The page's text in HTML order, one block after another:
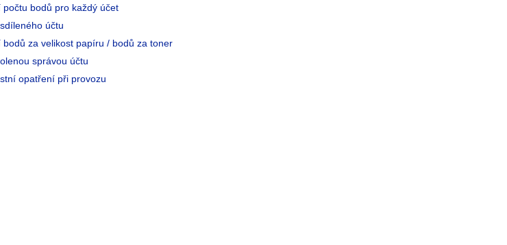
počtu bodů pro každý účet
účtu
bodů za velikost papíru / bodů za toner
správou účtu
opatření při provozu